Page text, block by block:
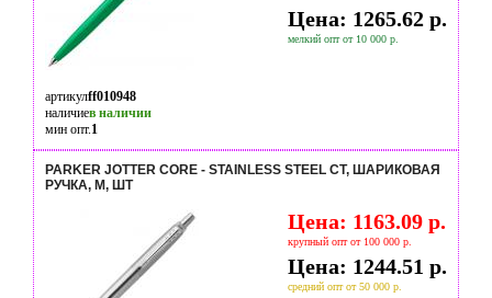
Цена: 1265.62 р.
мелкий опт от 10 000 р.
артикулff010948
наличиев наличии
мин опт.1
PARKER JOTTER CORE - STAINLESS STEEL CT, ШАРИКОВАЯ
РУЧКА, M, ШТ
Цена: 1163.09 р.
крупный опт от 100 000 р.
Цена: 1244.51 р.
средний опт от 50 000 р.